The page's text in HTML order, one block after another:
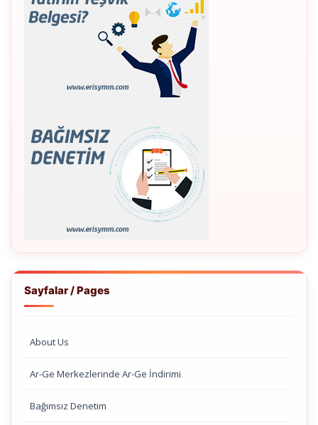
Sayfalar / Pages
About Us
Ar-Ge Merkezlerinde Ar-Ge İndirimi
Bağımsız Denetim